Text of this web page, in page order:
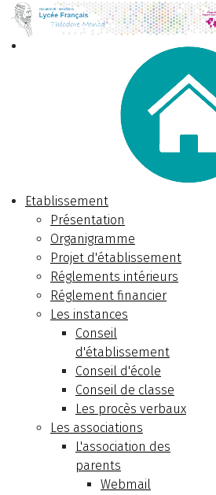
Etablissement
Présentation
Organigramme
Projet d'établissement
Réglements intérieurs
Réglement financier
Les instances
Conseil
d'établissement
Conseil d'école
Conseil de classe
Les procès verbaux
Les associations
L'association des
parents
Webmail